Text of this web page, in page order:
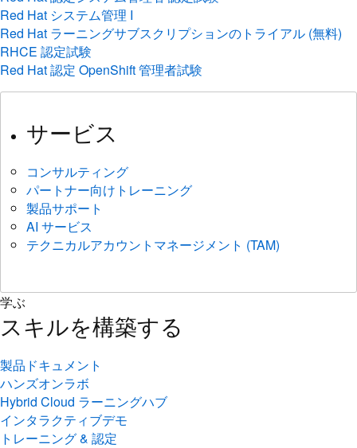
Red Hat システム管理 I
Red Hat ラーニングサブスクリプションのトライアル (無料)
RHCE 認定試験
Red Hat 認定 OpenShift 管理者試験
サービス
コンサルティング
パートナー向けトレーニング
製品サポート
AI サービス
テクニカルアカウントマネージメント (TAM)
学ぶ
スキルを構築する
製品ドキュメント
ハンズオンラボ
Hybrid Cloud ラーニングハブ
インタラクティブデモ
トレーニング & 認定